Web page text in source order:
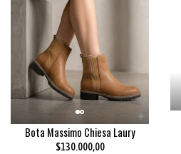
Bota Massimo Chiesa Laury
$130.000,00